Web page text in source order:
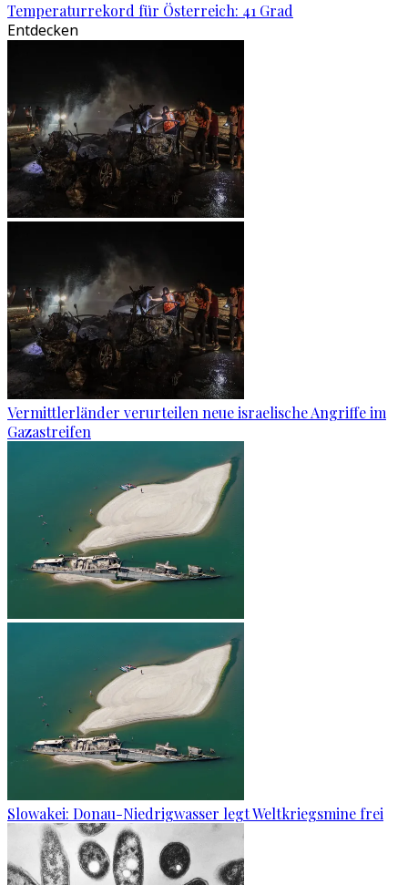
Temperaturrekord für Österreich: 41 Grad
Entdecken
Vermittlerländer verurteilen neue israelische Angriffe im
Gazastreifen
Slowakei: Donau-Niedrigwasser legt Weltkriegsmine frei